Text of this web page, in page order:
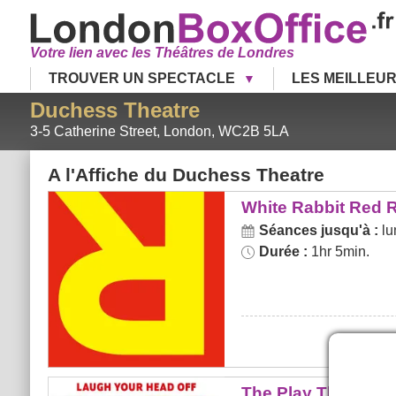
Votre lien avec les Théâtres de Londres
TROUVER UN SPECTACLE
LES
Duchess Theatre
3-5 Catherine Street, London, WC2B 5LA
A l'Affiche du Duchess Theatre
White Rabbit Red Rabbit White Rabbit Red
Séances jusqu'à :
Durée : 1hr 5min.
The Play That Goes Wrong